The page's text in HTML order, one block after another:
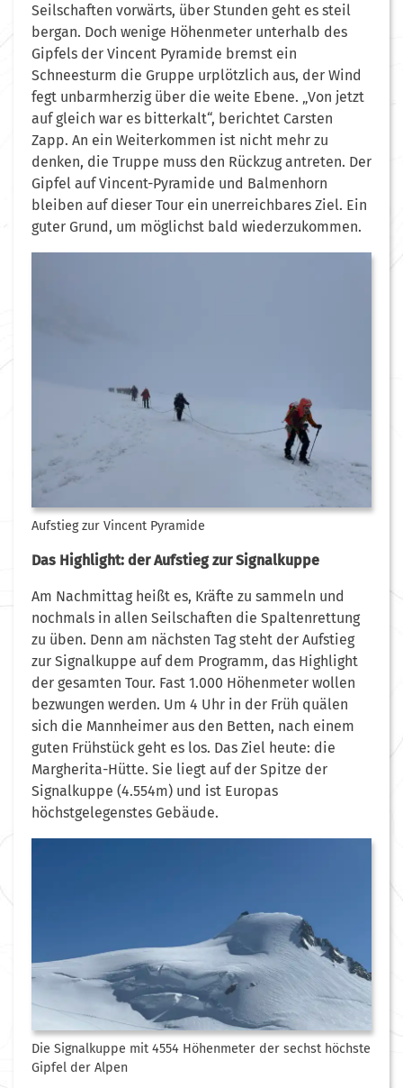
Seilschaften vorwärts, über Stunden geht es steil
bergan. Doch wenige Höhenmeter unterhalb des
Gipfels der Vincent Pyramide bremst ein
Schneesturm die Gruppe urplötzlich aus, der Wind
fegt unbarmherzig über die weite Ebene. „Von jetzt
auf gleich war es bitterkalt“, berichtet Carsten
Zapp. An ein Weiterkommen ist nicht mehr zu
denken, die Truppe muss den Rückzug antreten. Der
Gipfel auf Vincent-Pyramide und Balmenhorn
bleiben auf dieser Tour ein unerreichbares Ziel. Ein
guter Grund, um möglichst bald wiederzukommen.
Aufstieg zur Vincent Pyramide
Das Highlight: der Aufstieg zur Signalkuppe
Am Nachmittag heißt es, Kräfte zu sammeln und
nochmals in allen Seilschaften die Spaltenrettung
zu üben. Denn am nächsten Tag steht der Aufstieg
zur Signalkuppe auf dem Programm, das Highlight
der gesamten Tour. Fast 1.000 Höhenmeter wollen
bezwungen werden. Um 4 Uhr in der Früh quälen
sich die Mannheimer aus den Betten, nach einem
guten Frühstück geht es los. Das Ziel heute: die
Margherita-Hütte. Sie liegt auf der Spitze der
Signalkuppe (4.554m) und ist Europas
höchstgelegenstes Gebäude.
Die Signalkuppe mit 4554 Höhenmeter der sechst höchste
Gipfel der Alpen